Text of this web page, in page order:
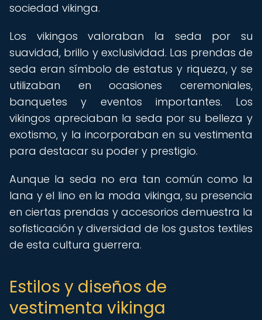
sociedad vikinga.
Los vikingos valoraban la seda por su
suavidad, brillo y exclusividad. Las prendas de
seda eran símbolo de estatus y riqueza, y se
utilizaban en ocasiones ceremoniales,
banquetes y eventos importantes. Los
vikingos apreciaban la seda por su belleza y
exotismo, y la incorporaban en su vestimenta
para destacar su poder y prestigio.
Aunque la seda no era tan común como la
lana y el lino en la moda vikinga, su presencia
en ciertas prendas y accesorios demuestra la
sofisticación y diversidad de los gustos textiles
de esta cultura guerrera.
Estilos y diseños de
vestimenta vikinga